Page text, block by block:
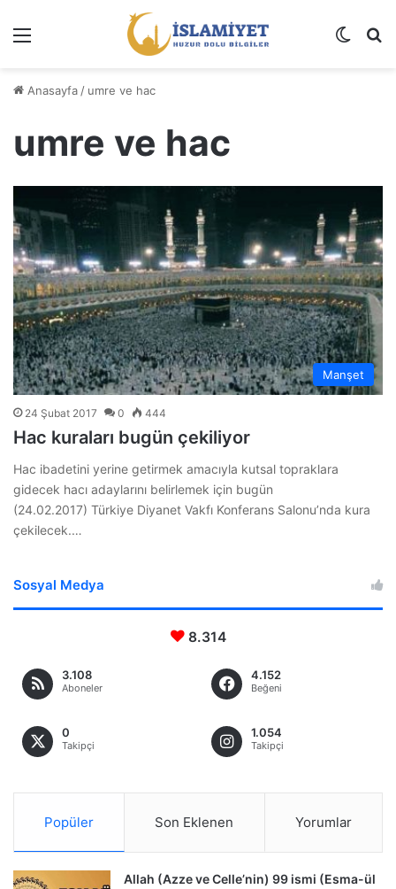
Dış
Anasayfa / umre ve hac
umre ve hac
Manşet
24 Şubat 2017 0 444
Hac kuraları bugün çekiliyor
Hac ibadetini yerine getirmek amacıyla kutsal topraklara
gidecek hacı adaylarını belirlemek için bugün
(24.02.2017) Türkiye Diyanet Vakfı Konferans Salonu’nda kura
çekilecek.…
Sosyal Medya
8.314
3.108
Aboneler
4.152
Beğeni
0
Takipçi
1.054
Takipçi
Popüler Son Eklenen Yorumlar
Allah (Azze ve Celle’nin) 99 ismi (Esma-ül